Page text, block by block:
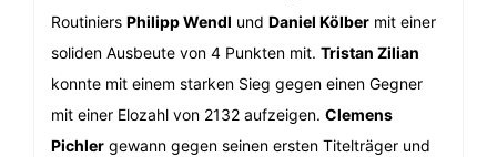
Routiniers Philipp Wendl und Daniel Kölber mit einer
soliden Ausbeute von 4 Punkten mit. Tristan Zilian
konnte mit einem starken Sieg gegen einen Gegner
mit einer Elozahl von 2132 aufzeigen. Clemens
Pichler gewann gegen seinen ersten Titelträger und